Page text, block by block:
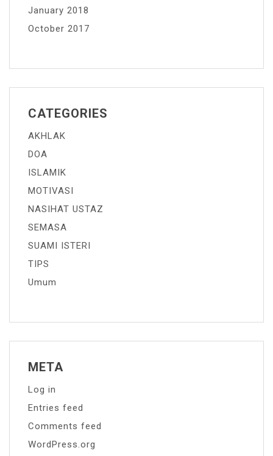
January 2018
October 2017
CATEGORIES
AKHLAK
DOA
ISLAMIK
MOTIVASI
NASIHAT USTAZ
SEMASA
SUAMI ISTERI
TIPS
Umum
META
Log in
Entries feed
Comments feed
WordPress.org